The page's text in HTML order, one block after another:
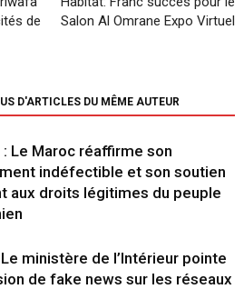
de
Salon Al Omrane Expo Virtuel
D'ARTICLES DU MÊME AUTEUR
Le Maroc réaffirme son
indéfectible et son soutien
aux droits légitimes du peuple
ministère de l’Intérieur pointe
de fake news sur les réseaux